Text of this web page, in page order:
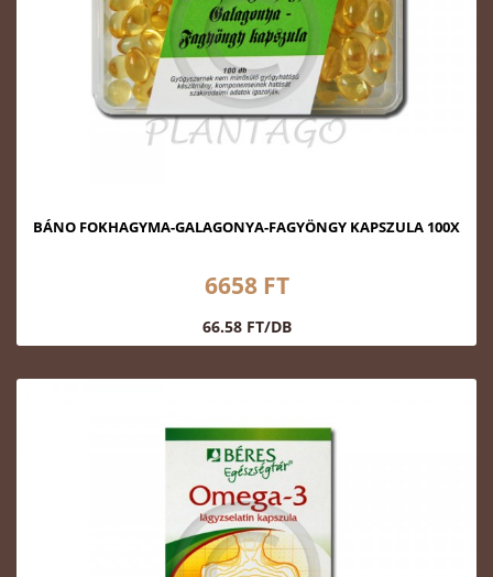
BÁNO FOKHAGYMA-GALAGONYA-FAGYÖNGY KAPSZULA 100X
6658 FT
66.58 FT/DB